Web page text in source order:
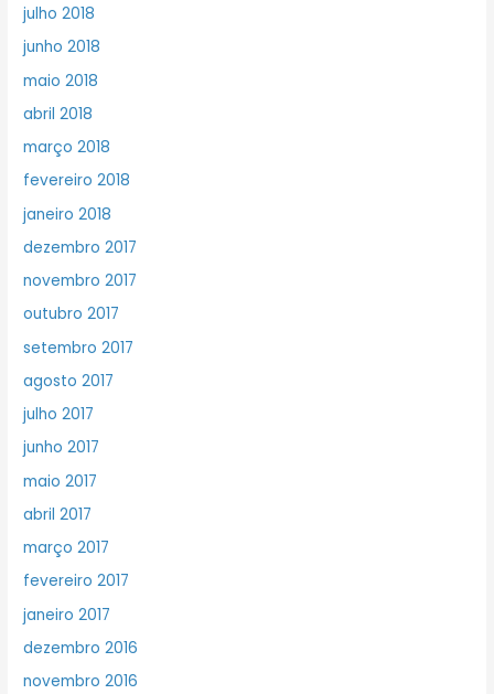
julho 2018
junho 2018
maio 2018
abril 2018
março 2018
fevereiro 2018
janeiro 2018
dezembro 2017
novembro 2017
outubro 2017
setembro 2017
agosto 2017
julho 2017
junho 2017
maio 2017
abril 2017
março 2017
fevereiro 2017
janeiro 2017
dezembro 2016
novembro 2016